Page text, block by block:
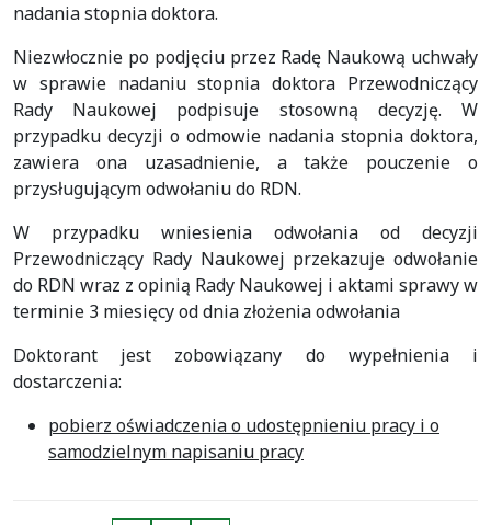
nadania stopnia doktora.
Niezwłocznie po podjęciu przez Radę Naukową uchwały
w sprawie nadaniu stopnia doktora Przewodniczący
Rady Naukowej podpisuje stosowną decyzję. W
przypadku decyzji o odmowie nadania stopnia doktora,
zawiera ona uzasadnienie, a także pouczenie o
przysługującym odwołaniu do RDN.
W przypadku wniesienia odwołania od decyzji
Przewodniczący Rady Naukowej przekazuje odwołanie
do RDN wraz z opinią Rady Naukowej i aktami sprawy w
terminie 3 miesięcy od dnia złożenia odwołania
Doktorant jest zobowiązany do wypełnienia i
dostarczenia:
pobierz oświadczenia o udostępnieniu pracy i o
samodzielnym napisaniu pracy